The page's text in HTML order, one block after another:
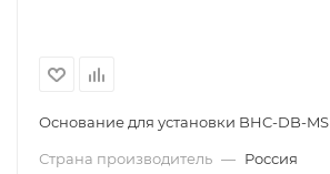
Основание для установки BHC-DB-MS
Страна производитель — Россия